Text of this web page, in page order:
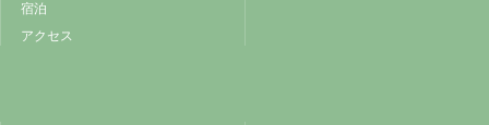
宿泊
アクセス